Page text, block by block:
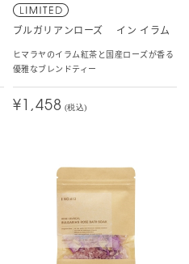
ブルガリアンローズ イン イラム
ヒマラヤのイラム紅茶と国産ローズが香る
優雅なブレンドティー
¥1,458 (税込)